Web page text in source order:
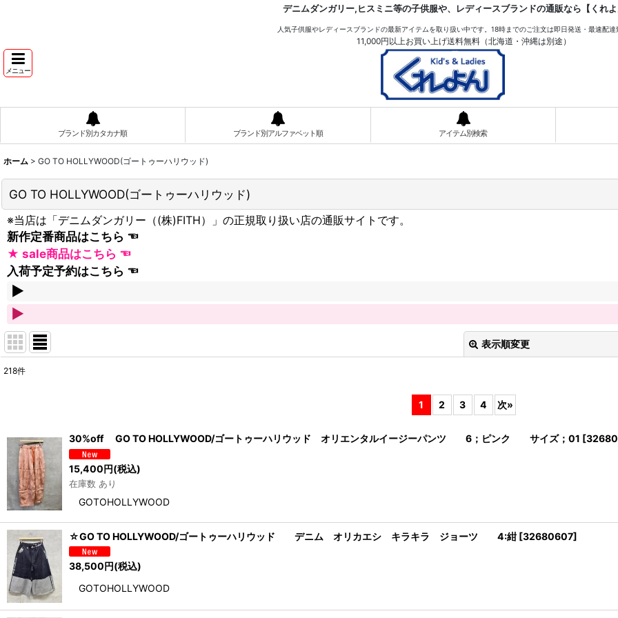
デニムダンガリー,ヒスミニ等の子供服や、レディースブランドの通販なら【くれよ
人気子供服やレディースブランドの最新アイテムを取り扱い中です。18時までのご注文は即日発送・最速配達
11,000円以上お買い上げ送料無料（北海道・沖縄は別途）
メニュー
ブランド別カタカナ順 ブランド別アルファベット順 アイテム別検索
ホーム > GO TO HOLLYWOOD(ゴートゥーハリウッド)
GO TO HOLLYWOOD(ゴートゥーハリウッド)
※当店は「デニムダンガリー（(株)FITH）」の正規取り扱い店の通販サイトです。
新作定番商品はこちら
★ sale商品はこちら
入荷予定予約はこちら
表示順変更
並び順:
218件
1 2 3 4 次»
30%off GO TO HOLLYWOOD/ゴートゥーハリウッド オリエンタルイージーパンツ 6；ピンク サイズ；01 [
15,400円(税込)
在庫数 あり
GOTOHOLLYWOOD
☆GO TO HOLLYWOOD/ゴートゥーハリウッド デニム オリカエシ キラキラ ジョーツ 4:紺 [32680607]
38,500円(税込)
GOTOHOLLYWOOD